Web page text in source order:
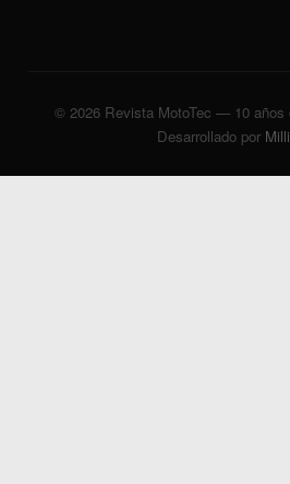
© 2026 Revista MotoTec — 10 años
Desarrollado por